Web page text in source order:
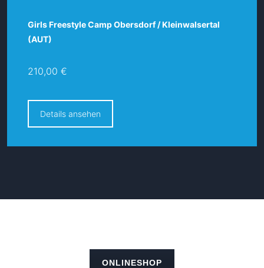
Girls Freestyle Camp Obersdorf / Kleinwalsertal
(AUT)
210,00 €
Details ansehen
ONLINESHOP